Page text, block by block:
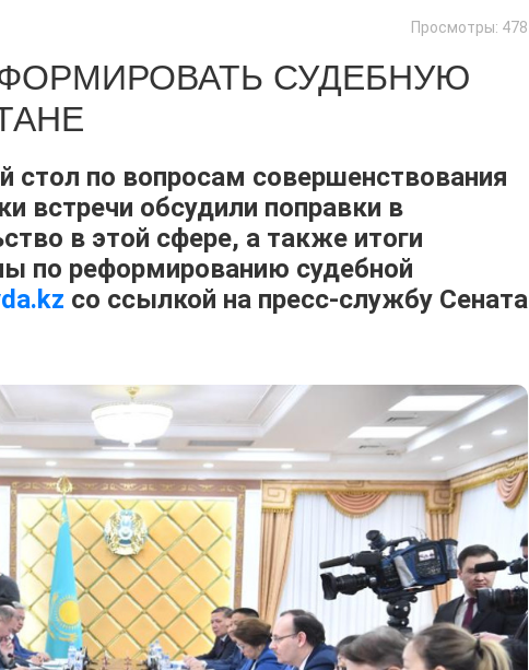
Просмотры: 478
СУДЕБНУЮ
стол по вопросам совершенствования
встречи обсудили поправки в
в этой сфере, а также итоги
по реформированию судебной
со ссылкой на пресс-службу Сената